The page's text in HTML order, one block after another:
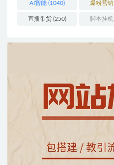
AI智能 (1040) 爆粉营销
直播带货 (250) 脚本挂机